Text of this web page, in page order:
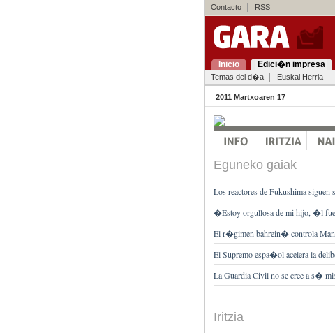
Contacto RSS
Inicio Edici�n impresa
Temas del d�a Euskal Herria
2011 Martxoaren 17
Eguneko gaiak
Los reactores de Fukushima
�Estoy orgullosa de mi hijo, �l
El r�gimen bahrein� controla
El Supremo espa�ol acelera la
La Guardia Civil no se cree a s�
Iritzia